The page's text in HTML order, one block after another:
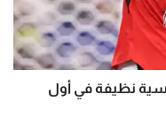
نظيفة في أول